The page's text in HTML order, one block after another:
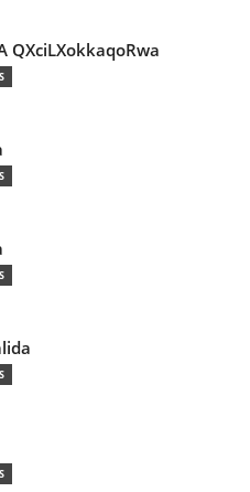
QXciLXokkaqoRwa